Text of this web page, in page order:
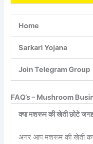
Home
Sarkari Yojana
Join Telegram Group
FAQ’s – Mushroom
क्या मशरूम की खेती छोटे
अगर आप मशरूम की खेती